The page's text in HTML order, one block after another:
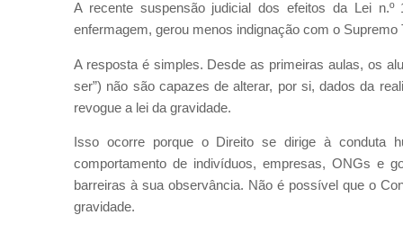
A recente suspensão judicial dos efeitos da Lei
enfermagem, gerou menos indignação com o
A resposta é simples. Desde as primeiras aulas, os
ser”) não são capazes de alterar, por si, dados da
revogue a lei da gravidade.
Isso ocorre porque o Direito se dirige à conduta
comportamento de indivíduos, empresas, ONGs e
barreiras à sua observância. Não é possível que o
gravidade.